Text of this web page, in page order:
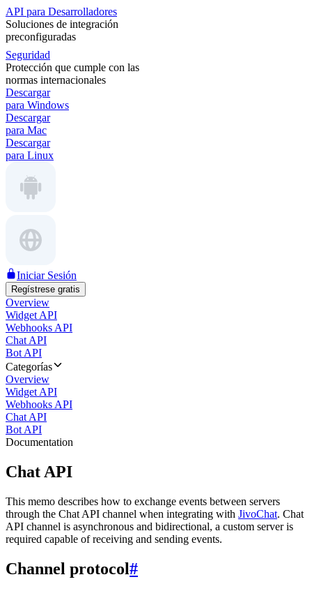
API para Desarrolladores
Soluciones de integración
preconfiguradas
Seguridad
Protección que cumple con las
normas internacionales
Descargar
para Windows
Descargar
para Mac
Descargar
para Linux
Iniciar Sesión
Regístrese gratis
Overview
Widget API
Webhooks API
Chat API
Bot API
Categorías
Overview
Widget API
Webhooks API
Chat API
Bot API
Documentation
Chat API
This memo describes how to exchange events between servers
through the Chat API channel when integrating with JivoChat. Chat
API channel is asynchronous and bidirectional, a custom server is
required capable of receiving and sending events.
Channel protocol#